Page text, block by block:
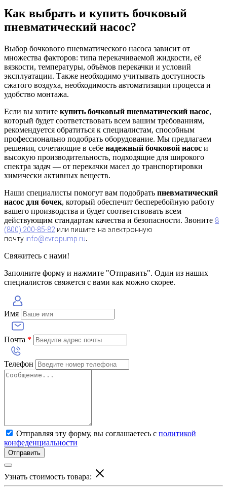
Как выбрать и купить бочковый
пневматический насос?
Выбор бочкового пневматического насоса зависит от
множества факторов: типа перекачиваемой жидкости, её
вязкости, температуры, объёмов перекачки и условий
эксплуатации. Также необходимо учитывать доступность
сжатого воздуха, необходимость автоматизации процесса и
удобство монтажа.
Если вы хотите купить бочковый пневматический насос,
который будет соответствовать всем вашим требованиям,
рекомендуется обратиться к специалистам, способным
профессионально подобрать оборудование. Мы предлагаем
решения, сочетающие в себе надежный бочковой насос и
высокую производительность, подходящие для широкого
спектра задач — от перекачки масел до транспортировки
химически активных веществ.
Наши специалисты помогут вам подобрать пневматический
насос для бочек, который обеспечит бесперебойную работу
вашего производства и будет соответствовать всем
действующим стандартам качества и безопасности. Звоните 8
(800) 200-85-82 или пишите на электронную
почту info@evropump.ru.
Свяжитесь с нами!
Заполните форму и нажмите "Отправить". Один из наших
специалистов свяжется с вами как можно скорее.
Имя
Почта *
Телефон
Отправляя эту форму, вы соглашаетесь с политикой
конфеденциальности
Отправить
Узнать стоимость товара: